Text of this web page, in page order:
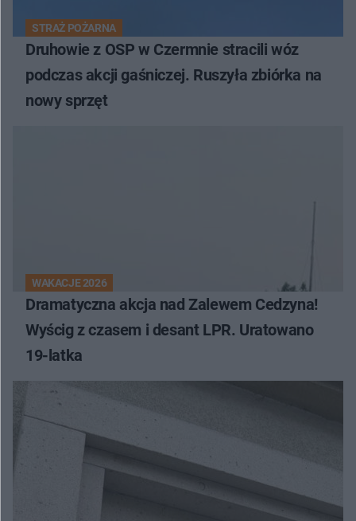
STRAŻ POŻARNA
Druhowie z OSP w Czermnie stracili wóz
podczas akcji gaśniczej. Ruszyła zbiórka na
nowy sprzęt
WAKACJE 2026
Dramatyczna akcja nad Zalewem Cedzyna!
Wyścig z czasem i desant LPR. Uratowano
19-latka